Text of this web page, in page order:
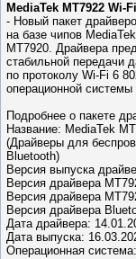
MediaTek MT7922 Wi-
- Новый пакет
на базе чипов
MT7920. Драйвера
стабильной передачи
по протоколу Wi-Fi 6
операционной
Подробнее о пакете
Название: MediaTek
(Драйверы для
Bluetooth)
Версия выпуска
Версия драйвера
Версия драйвера
Версия драйвера
Дата драйвера:
Дата выпуска:
Операционная